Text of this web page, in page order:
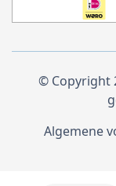
© Copyright
Algemene